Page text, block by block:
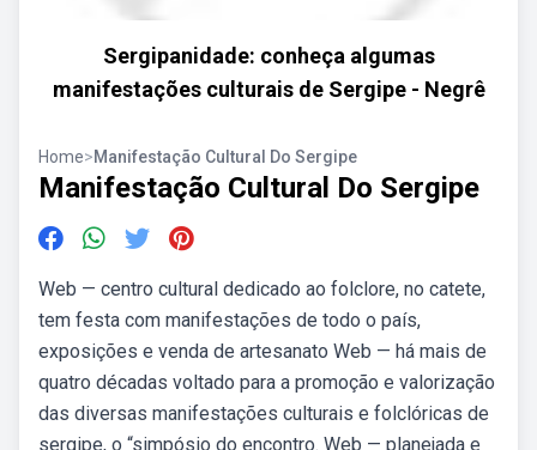
Sergipanidade: conheça algumas
manifestações culturais de Sergipe - Negrê
Home>Manifestação Cultural Do Sergipe
Manifestação Cultural Do Sergipe
Web — centro cultural dedicado ao folclore, no catete,
tem festa com manifestações de todo o país,
exposições e venda de artesanato Web — há mais de
quatro décadas voltado para a promoção e valorização
das diversas manifestações culturais e folclóricas de
sergipe, o “simpósio do encontro. Web — planejada e